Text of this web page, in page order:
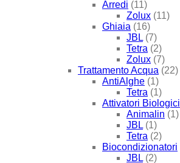
Arredi (11)
Zolux (11)
Ghiaia (16)
JBL (7)
Tetra (2)
Zolux (7)
Trattamento Acqua (22)
AntiAlghe (1)
Tetra (1)
Attivatori Biologici
Animalin (1)
JBL (1)
Tetra (2)
Biocondizionatori
JBL (2)